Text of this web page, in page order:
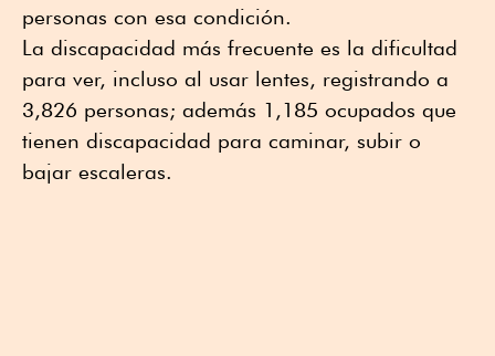
personas con esa condición.
La discapacidad más frecuente es la dificultad
para ver, incluso al usar lentes, registrando a
3,826 personas; además 1,185 ocupados que
tienen discapacidad para caminar, subir o
bajar escaleras.